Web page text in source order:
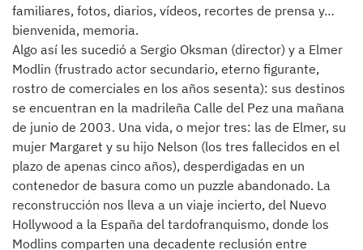
familiares, fotos, diarios, vídeos, recortes de prensa y…
bienvenida, memoria.
Algo así les sucedió a Sergio Oksman (director) y a Elmer
Modlin (frustrado actor secundario, eterno figurante,
rostro de comerciales en los años sesenta): sus destinos
se encuentran en la madrileña Calle del Pez una mañana
de junio de 2003. Una vida, o mejor tres: las de Elmer, su
mujer Margaret y su hijo Nelson (los tres fallecidos en el
plazo de apenas cinco años), desperdigadas en un
contenedor de basura como un puzzle abandonado. La
reconstrucción nos lleva a un viaje incierto, del Nuevo
Hollywood a la España del tardofranquismo, donde los
Modlins comparten una decadente reclusión entre